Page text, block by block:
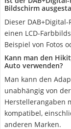
Bildschirm
Dieser
einen LCD-
Beispiel von Fotos
Kann man den
Auto verwenden?
Man kann den
unabhängig von
Herstellerangaben
kompatibel,
anderen Marken.